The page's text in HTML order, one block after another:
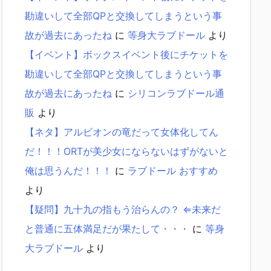
勘違いして全部QPと交換してしまうという事
故が過去にあったね に 等身大ラブドール より
【イベント】ボックスイベント後にチケットを
勘違いして全部QPと交換してしまうという事
故が過去にあったね に シリコンラブドール通
販 より
【ネタ】アルビオンの竜だって女体化してん
だ！！！ORTが美少女にならないはずがないと
俺は思うんだ！！！
に ラブドール おすすめ
より
【疑問】九十九の指もう治らんの？ ⇐未来だ
と普通に五体満足だが果たして・・・ に 等身
大ラブドール より